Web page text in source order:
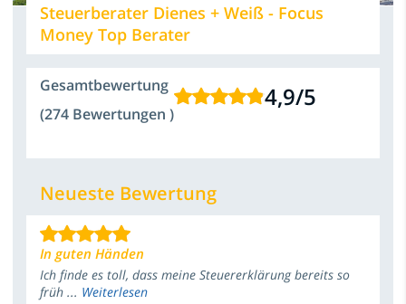
Steuerberater Dienes + Weiß - Focus
Money Top Berater
Gesamtbewertung
(274 Bewertungen )
4,9/5
Neueste Bewertung
In guten Händen
Ich finde es toll, dass meine Steuererklärung bereits so
früh ... Weiterlesen